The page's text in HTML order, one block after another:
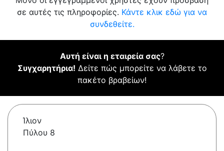
σε αυτές τις πληροφορίες. Κάντε κλικ εδώ για να
συνδεθείτε.
Αυτή είναι η εταιρεία σας?
Συγχαρητήρια! Δείτε πώς μπορείτε να λάβετε το
πακέτο βραβείων!
Ίλιον
Πύλου 8